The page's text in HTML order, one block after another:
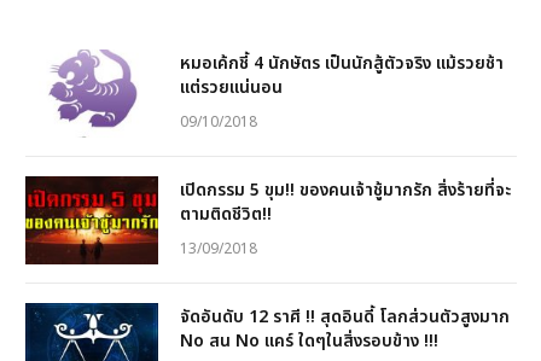
หมอเค้กชี้ 4 นักษัตร เป็นนักสู้ตัวจริง แม้รวยช้า
แต่รวยแน่นอน
09/10/2018
เปิดกรรม 5 ขุม!! ของคนเจ้าชู้มากรัก สิ่งร้ายที่จะ
ตามติดชีวิต!!
13/09/2018
จัดอันดับ 12 ราศี !! สุดอินดี้ โลกส่วนตัวสูงมาก
No สน No แคร์ ใดๆในสิ่งรอบข้าง !!!